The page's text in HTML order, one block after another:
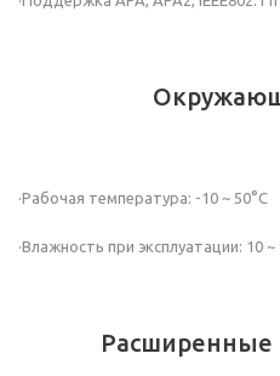
·Рабочая температура: -10 ~ 50°C
·Влажность при эксплуатации: 10 ~
Расширенные